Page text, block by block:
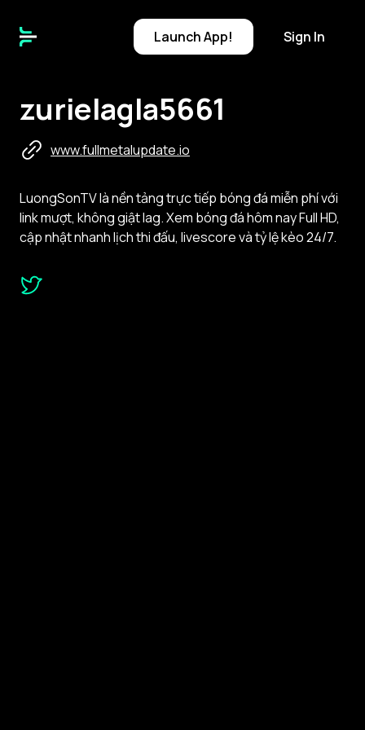
LaunchApp! Sign In
zurielagla5661
www.fullmetalupdate.io
LuongSonTV là nền tảng trực tiếp bóng đá miễn phí với
link mượt, không giật lag. Xem bóng đá hôm nay Full HD,